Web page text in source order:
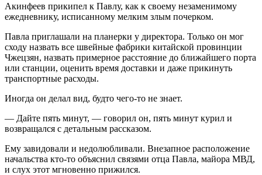
Акинфеев прикипел к Павлу, как к своему незаменимому
ежедневнику, исписанному мелким злым почерком.
Павла приглашали на планерки у директора. Только он мог
сходу назвать все швейные фабрики китайской провинции
Чжецзян, назвать примерное расстояние до ближайшего порта
или станции, оценить время доставки и даже прикинуть
транспортные расходы.
Иногда он делал вид, будто чего-то не знает.
— Дайте пять минут, — говорил он, пять минут курил и
возвращался с детальным рассказом.
Ему завидовали и недолюбливали. Внезапное расположение
начальства кто-то объяснил связями отца Павла, майора МВД,
и слух этот мгновенно прижился.